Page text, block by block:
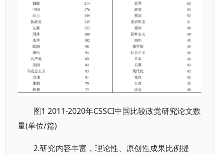
图1 2011-2020年CSSCI中国比较政党研究论文数
量(单位/篇)
2.研究内容丰富，理论性、原创性成果比例提